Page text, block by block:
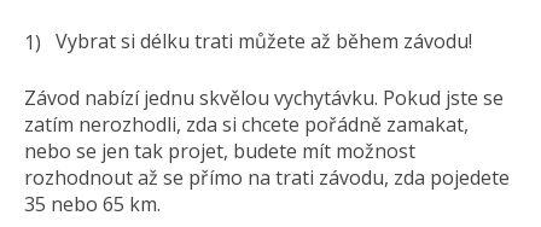
Vybrat si délku trati můžete až během závodu!
Závod nabízí jednu skvělou vychytávku. Pokud jste se
zatím nerozhodli, zda si chcete pořádně zamakat,
nebo se jen tak projet, budete mít možnost
rozhodnout až se přímo na trati závodu, zda pojedete
35 nebo 65 km.